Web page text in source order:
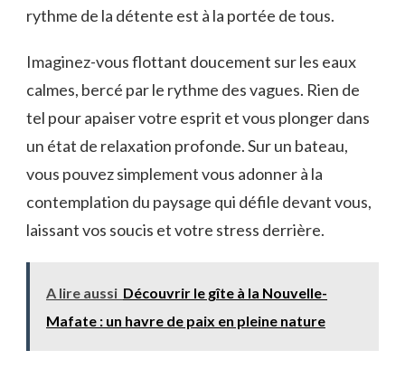
rythme⁢ de la détente est à la ​portée de tous.
Imaginez-vous flottant doucement sur les eaux
calmes, bercé par le rythme⁣ des vagues. Rien de
tel pour‌ apaiser votre esprit et vous‍ plonger dans
un état de relaxation profonde. Sur ⁣un bateau,
‍vous pouvez simplement vous adonner à la
contemplation​ du paysage qui défile devant vous,
laissant vos soucis et votre stress‌ derrière.
A lire aussi Découvrir le gîte à la Nouvelle-
Mafate : un havre de paix en pleine nature